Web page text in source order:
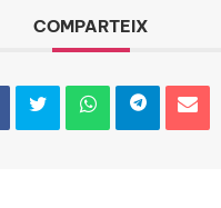
COMPARTEIX